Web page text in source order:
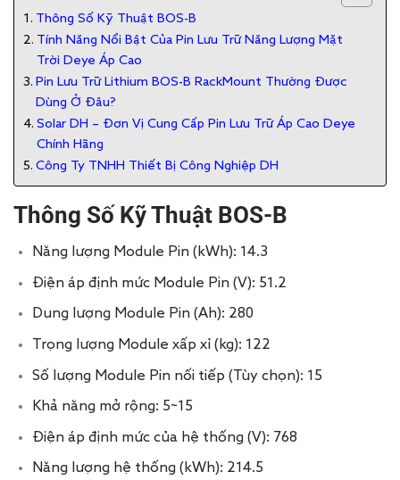
Thông Số Kỹ Thuật BOS-B
Tính Năng Nổi Bật Của Pin Lưu Trữ Năng Lượng Mặt
Trời Deye Áp Cao
Pin Lưu Trữ Lithium BOS-B RackMount Thường Được
Dùng Ở Đâu?
Solar DH – Đơn Vị Cung Cấp Pin Lưu Trữ Áp Cao Deye
Chính Hãng
Công Ty TNHH Thiết Bị Công Nghiệp DH
Thông Số Kỹ Thuật BOS-B
Năng lượng Module Pin (kWh): 14.3
Điện áp định mức Module Pin (V): 51.2
Dung lượng Module Pin (Ah): 280
Trọng lượng Module xấp xỉ (kg): 122
Số lượng Module Pin nối tiếp (Tùy chọn): 15
Khả năng mở rộng: 5~15
Điện áp định mức của hệ thống (V): 768
Năng lượng hệ thống (kWh): 214.5